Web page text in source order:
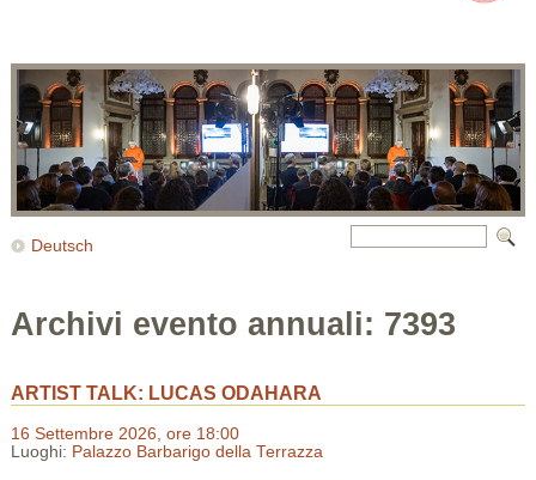
Deutsch
Archivi evento annuali: 7393
ARTIST TALK: LUCAS ODAHARA
16 Settembre 2026, ore 18:00
Luoghi: Palazzo Barbarigo della Terrazza